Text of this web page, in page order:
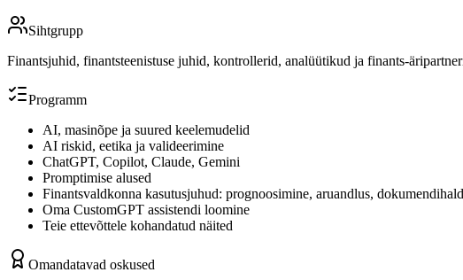
Sihtgrupp
Finantsjuhid, finantsteenistuse juhid, kontrollerid, analüütikud ja finants-
Programm
AI, masinõpe ja suured keelemudelid
AI riskid, eetika ja valideerimine
ChatGPT, Copilot, Claude, Gemini
Promptimise alused
Finantsvaldkonna kasutusjuhud: prognoosimine, aruandlus,
Oma CustomGPT assistendi loomine
Teie ettevõttele kohandatud näited
Omandatavad oskused